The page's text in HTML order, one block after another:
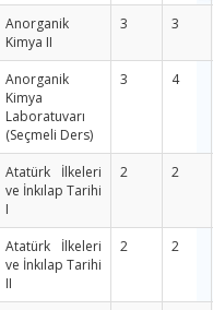
Anorganik
Kimya II
3 3
Anorganik
Kimya
Laboratuvarı
(Seçmeli Ders)
3 4
Atatürk İlkeleri
ve İnkılap Tarihi
I
2 2
Atatürk İlkeleri
ve İnkılap Tarihi
II
2 2